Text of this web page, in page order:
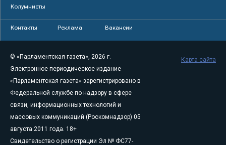
Колумнисты
Контакты Реклама Вакансии
© «Парламентская газета», 2026 г.
Электронное периодическое издание
«Парламентская газета» зарегистрировано в
Федеральной службе по надзору в сфере
связи, информационных технологий и
массовых коммуникаций (Роскомнадзор) 05
августа 2011 года. 18+
Свидетельство о регистрации Эл № ФС77-
Карта сайта